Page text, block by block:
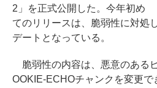
2」を正式公開した。今年初め
てのリリースは、脆弱性に対処
デートとなっている。
脆弱性の内容は、悪意のある
OOKIE-ECHOチャンクを変更